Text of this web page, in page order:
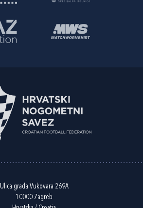
Ulica grada Vukovara 269A
10000 Zagreb